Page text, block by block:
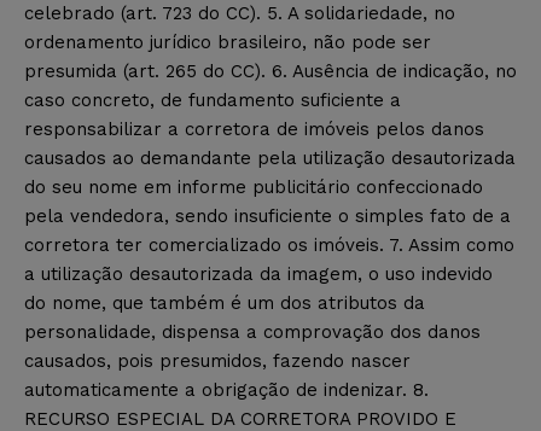
celebrado (art. 723 do CC). 5. A solidariedade, no
ordenamento jurídico brasileiro, não pode ser
presumida (art. 265 do CC). 6. Ausência de indicação, no
caso concreto, de fundamento suficiente a
responsabilizar a corretora de imóveis pelos danos
causados ao demandante pela utilização desautorizada
do seu nome em informe publicitário confeccionado
pela vendedora, sendo insuficiente o simples fato de a
corretora ter comercializado os imóveis. 7. Assim como
a utilização desautorizada da imagem, o uso indevido
do nome, que também é um dos atributos da
personalidade, dispensa a comprovação dos danos
causados, pois presumidos, fazendo nascer
automaticamente a obrigação de indenizar. 8.
RECURSO ESPECIAL DA CORRETORA PROVIDO E